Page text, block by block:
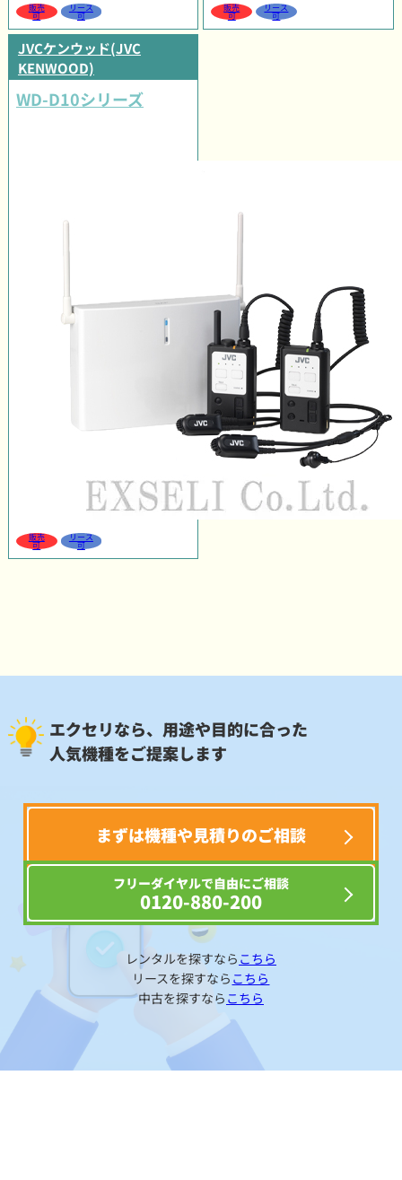
販売
可
リース
可
販売
可
リース
可
JVCケンウッド(JVC
KENWOOD)
WD-D10シリーズ
販売
可
リース
可
エクセリなら、用途や目的に合った
人気機種をご提案します
まずは機種や見積りのご相談
フリーダイヤルで自由にご相談
0120-880-200
レンタルを探すなら こちら
リースを探すなら こちら
中古を探すなら こちら